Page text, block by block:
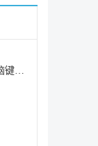
怎样才能练好标准的打字方法？电脑键盘打字指法教学